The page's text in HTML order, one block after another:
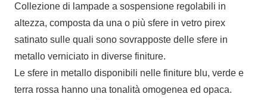
Collezione di lampade a sospensione regolabili in
altezza, composta da una o più sfere in vetro pirex
satinato sulle quali sono sovrapposte delle sfere in
metallo verniciato in diverse finiture.
Le sfere in metallo disponibili nelle finiture blu, verde e
terra rossa hanno una tonalità omogenea ed opaca.